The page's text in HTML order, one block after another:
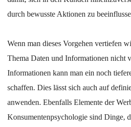
durch bewusste Aktionen zu
Wenn man dieses Vorgehen vertiefen
Thema Daten und Informationen nicht
Informationen kann man ein noch
schaffen. Dies lässt sich auch auf
anwenden. Ebenfalls Elemente der
Konsumentenpsychologie sind Dinge,